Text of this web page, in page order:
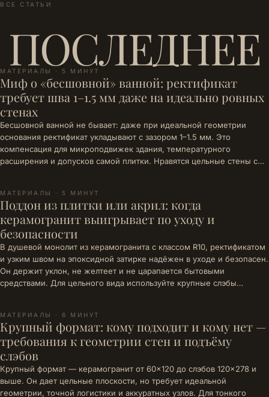
ВСЕ СТАТЬИ
ПОСЛЕДНЕЕ
МАТЕРИАЛЫ · 5 МИНУТ
Миф о «бесшовной» ванной: ректификат
требует шва 1–1.5 мм даже на идеально ровных
стенах
Бесшовной ванной не бывает: даже при идеальной геометрии
основания ректификат укладывают с зазором 1–1.5 мм. Это
компенсация для микроподвижек здания, температурного
расширения и допусков самой плитки. Нравятся цельные стены с…
МАТЕРИАЛЫ · 5 МИНУТ
Поддон из плитки или акрил: когда
керамогранит выигрывает по уходу и
безопасности
В душевой монолит из керамогранита с классом R10, ректификатом
и узким швом на эпоксидной затирке надёжен в уходе и безопасен.
Он держит уклон, не желтеет и не царапается бытовыми
средствами. Для цельного вида используйте крупные слэбы…
МАТЕРИАЛЫ · 6 МИНУТ
Крупный формат: кому подходит и кому нет —
требования к геометрии стен и подъёму
слэбов
Крупный формат — керамогранит от 60×120 до слэбов 120×278 и
выше. Он дает цельные плоскости, но требует идеальной
геометрии, точной логистики и аккуратных узлов. Для тонкого